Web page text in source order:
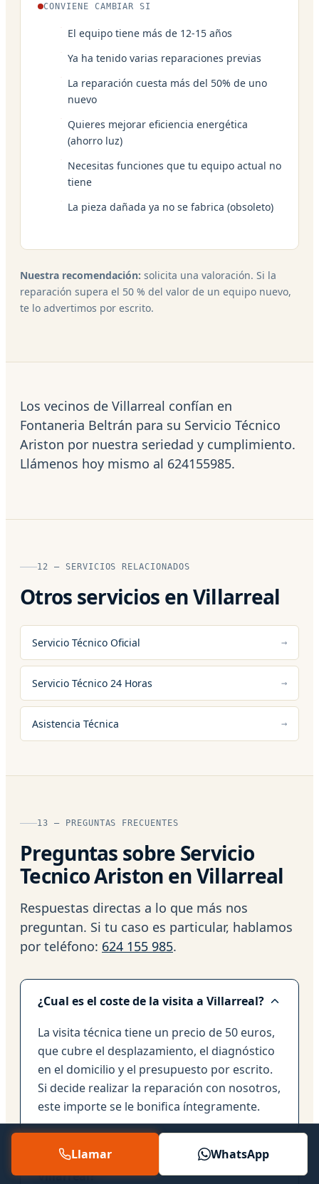
CONVIENE CAMBIAR SI
El equipo tiene más de 12-15 años
Ya ha tenido varias reparaciones previas
La reparación cuesta más del 50% de uno
nuevo
Quieres mejorar eficiencia energética
(ahorro luz)
Necesitas funciones que tu equipo actual no
tiene
La pieza dañada ya no se fabrica (obsoleto)
Nuestra recomendación: solicita una valoración. Si la
reparación supera el 50 % del valor de un equipo nuevo,
te lo advertimos por escrito.
Los vecinos de Villarreal confían en
Fontaneria Beltrán para su Servicio Técnico
Ariston por nuestra seriedad y cumplimiento.
Llámenos hoy mismo al 624155985.
12 — SERVICIOS RELACIONADOS
Otros servicios en Villarreal
Servicio Técnico Oficial
Servicio Técnico 24 Horas
Asistencia Técnica
13 — PREGUNTAS FRECUENTES
Preguntas sobre Servicio
Tecnico Ariston en Villarreal
Respuestas directas a lo que más nos
preguntan. Si tu caso es particular, hablamos
por teléfono: 624 155 985.
¿Cual es el coste de la visita a Villarreal?
La visita técnica tiene un precio de 50 euros,
que cubre el desplazamiento, el diagnóstico
en el domicilio y el presupuesto por escrito.
Si decide realizar la reparación con nosotros,
este importe se le bonifica íntegramente.
¿Tienen cobertura en todas las zonas de
Villarreal?
Llamar WhatsApp